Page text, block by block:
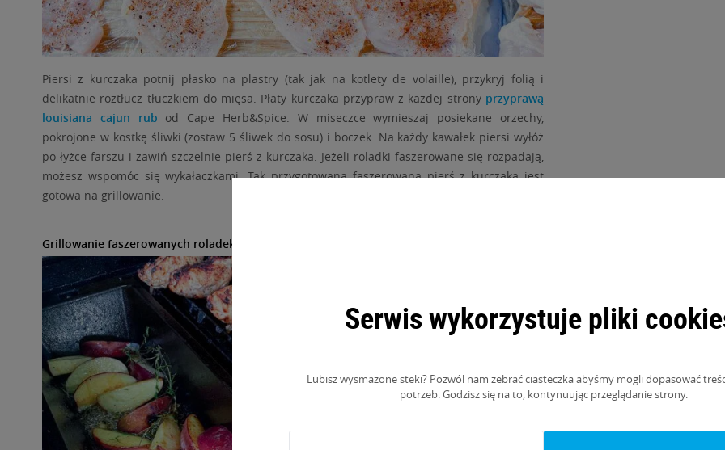
Piersi z kurczaka potnij płasko na plastry (tak jak na kotlety de volaille), przykryj folią i
delikatnie roztłucz tłuczkiem do mięsa. Płaty kurczaka przypraw z każdej strony przyprawą
louisiana cajun rub od Cape Herb&Spice. W miseczce wymieszaj posiekane orzechy,
pokrojone w kostkę śliwki (zostaw 5 śliwek do sosu) i boczek. Na każdy kawałek piersi wyłóż
po łyżce farszu i zawiń szczelnie pierś z kurczaka. Jeżeli roladki faszerowane się rozpadają,
możesz wspomóc się wykałaczkami. Tak przygotowana faszerowana pierś z kurczaka jest
gotowa na grillowanie.
Grillowanie faszerowanych roladek i jabłek w żeliwnym woku
Serwis wykorzystuje pliki
Lubisz wysmażone steki? Pozwól nam zebrać ciasteczka abyśmy mogli dopasować
potrzeb. Godzisz się na to, kontynuując przeglądanie strony.